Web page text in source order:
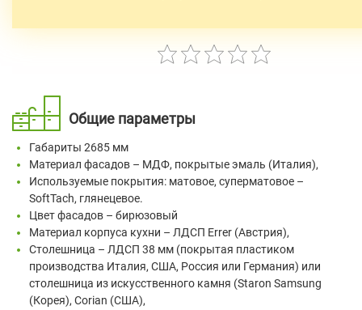
Общие параметры
Габариты 2685 мм
Материал фасадов – МДФ, покрытые эмаль (Италия),
Используемые покрытия: матовое, суперматовое –
SoftTach, глянецевое.
Цвет фасадов – бирюзовый
Материал корпуса кухни – ЛДСП Errer (Австрия),
Столешница – ЛДСП 38 мм (покрытая пластиком
производства Италия, США, Россия или Германия) или
столешница из искусственного камня (Staron Samsung
(Корея), Corian (США),